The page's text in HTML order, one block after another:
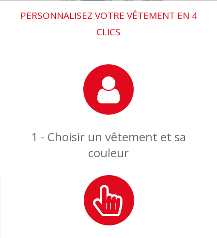
PERSONNALISEZ VOTRE VÊTEMENT EN 4
CLICS
1 - Choisir un vêtement et sa
couleur